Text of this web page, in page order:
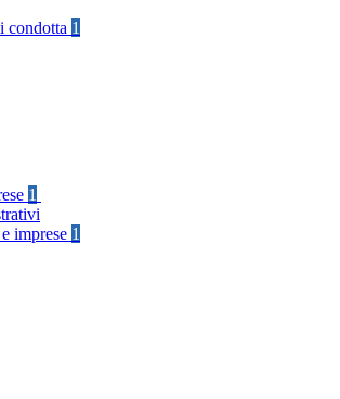
condotta 1
1
imprese 1